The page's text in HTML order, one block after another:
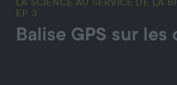
LA SCIENCE AU SERVICE DE LA
EP 3
Balise GPS sur les